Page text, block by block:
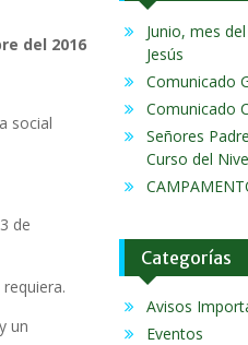
del 2016
social
de
un
Junio, mes
Jesús
Comunicado
Comunicado
Señores
Curso del
Categorías
Avisos
Eventos